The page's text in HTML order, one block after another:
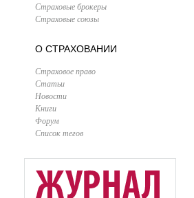
Страховые брокеры
Страховые союзы
О СТРАХОВАНИИ
Страховое право
Статьи
Новости
Книги
Форум
Список тегов